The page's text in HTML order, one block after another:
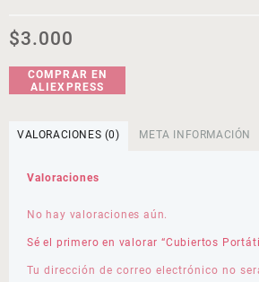
$3.000
COMPRAR EN
ALIEXPRESS
VALORACIONES (0) META INFORMACIÓN
Valoraciones
No hay valoraciones aún.
Sé el primero en valorar “Cubiertos
Tu dirección de correo electrónico no